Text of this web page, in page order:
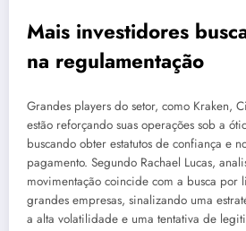
Mais investidores
na regulamentação
Grandes players do setor, como Kraken,
estão reforçando suas operações sob a
buscando obter estatutos de confiança e
pagamento. Segundo Rachael Lucas,
movimentação coincide com a busca por
grandes empresas, sinalizando uma
a alta volatilidade e uma tentativa de